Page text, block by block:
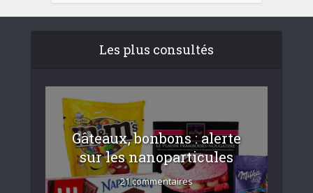
Les plus consultés
Gâteaux, bonbons : alerte
sur les nanoparticules
21 commentaires